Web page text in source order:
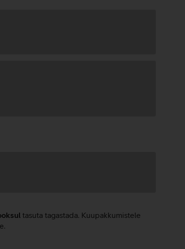
tasuta tagastada. Kuupakkumistele